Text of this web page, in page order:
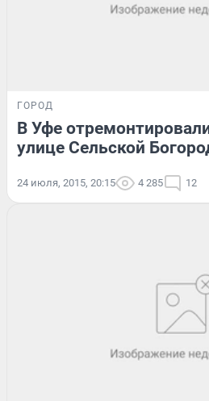
ГОРОД
В Уфе
улице Сельской
24 июля, 2015, 20:15 4 285 12